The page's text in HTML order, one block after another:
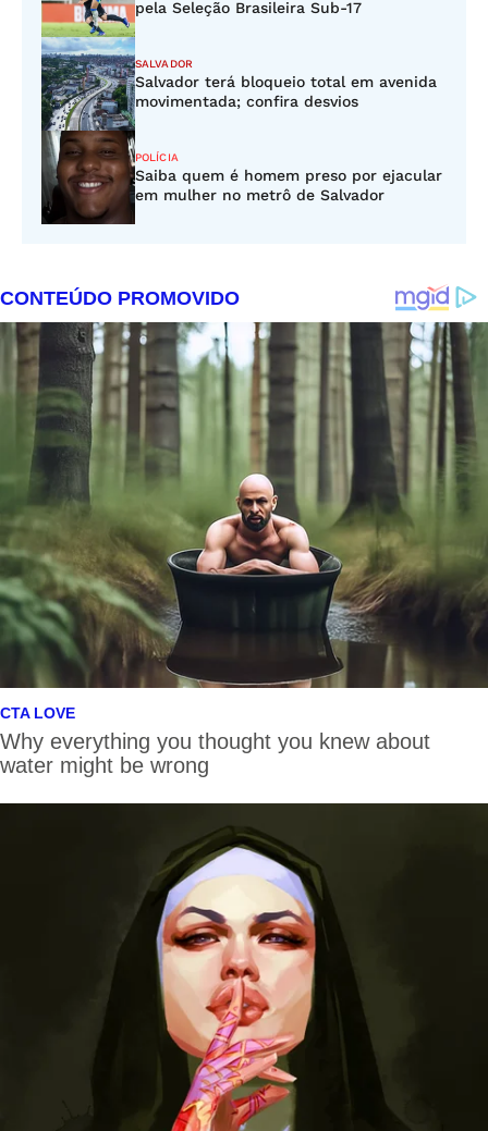
pela Seleção Brasileira Sub-17
SALVADOR
Salvador terá bloqueio total em avenida
movimentada; confira desvios
POLÍCIA
Saiba quem é homem preso por ejacular
em mulher no metrô de Salvador